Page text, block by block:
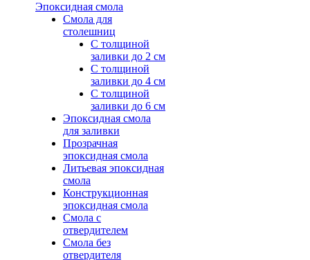
Эпоксидная смола
Смола для
столешниц
С толщиной
заливки до 2 см
С толщиной
заливки до 4 см
С толщиной
заливки до 6 см
Эпоксидная смола
для заливки
Прозрачная
эпоксидная смола
Литьевая эпоксидная
смола
Конструкционная
эпоксидная смола
Смола с
отвердителем
Смола без
отвердителя